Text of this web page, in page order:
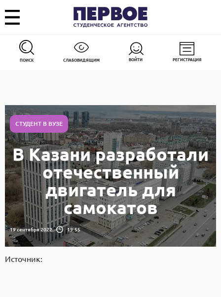
ПОИСК СЛАБОВИДЯЩИМ ВОЙТИ РЕГИСТРАЦИЯ
СТУДЕНТ В ВУЗЕ
В Казани разработали
отечественный
двигатель для
самокатов
19 сентября 2022 19:55
Источник: